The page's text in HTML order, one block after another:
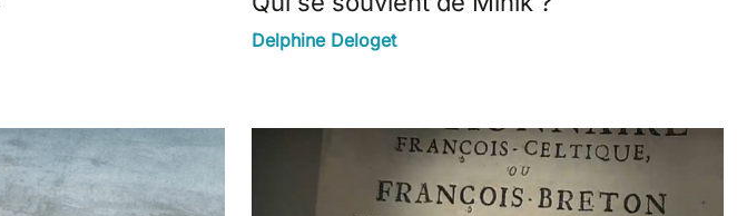
Delphine Deloget